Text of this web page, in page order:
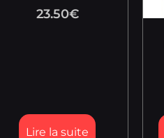
23.50€
Lire la suite